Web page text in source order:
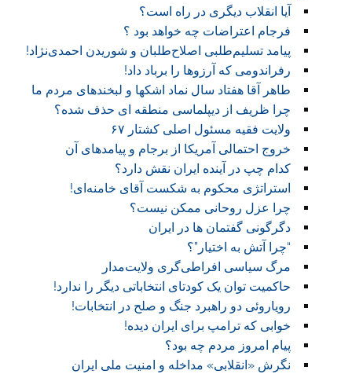
آیا انقلاب دیگری در راه است؟
فرجام اعتراضات چه خواهد بود ؟
پیامد تسلیم‌طلبی اصلاح‌طلبان و شوریدن احمدی‌نژاد!
رفراندومی که آرزوها را برباد داد!
طاهر آقا هفتاد سال نماد اشکها و لبخندهای مردم ما
چرا ظریف از دیپلماسی منطقه ای حذف شده؟
ولایت فقیه مسئول اصلی کشتار ۶۷
خروج احتمالی آمریکا از برجام و پیامدهای آن
کدام چپ در آینده ایران نقش دارد؟
استراتژی محکوم به شکست آقای خامنه‌ای!
چرا عزل روحانی ممکن نیست؟
دگرگونی گفتمان ها در ایران
“چرا آتش به اختیار”؟
مرگ سیاسی افراطی‌گری ولایت‌مدار
حاکمیت توان یک کودتای انتخاباتی دیگر را ندارد!
رویاروئی دو راهبرد جنگ و صلح در انتخابات!
خوابی که ترامپ برای ایران دیده!
پیام امروز مردم چه بود؟
نگرش «انقلابی» مداخله و امنیت ملی ایران